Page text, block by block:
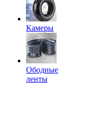
Камеры
Ободные
ленты